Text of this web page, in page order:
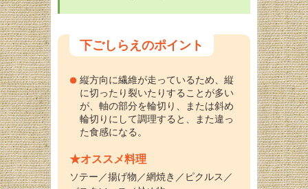
下ごしらえのポイント
縦方向に繊維が走っているため、縦
に切ったり裂いたりすることが多い
が、軸の部分を輪切り、または斜め
輪切りにして調理すると、また違っ
た食感になる。
★オススメ料理
ソテー／揚げ物／網焼き／ピクルス／